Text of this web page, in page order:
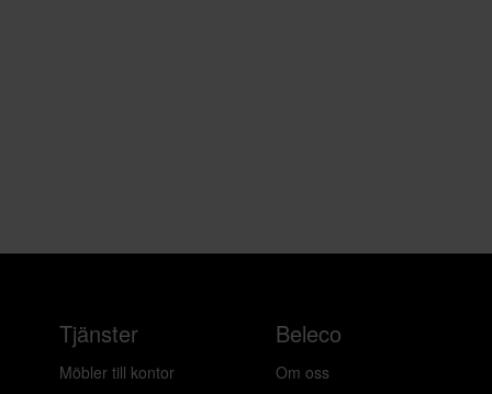
Tjänster
Möbler till kontor
Beleco
Om oss